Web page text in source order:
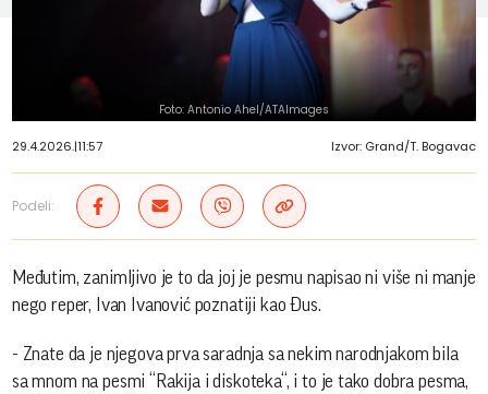
Foto: Antonio Ahel/ATAImages
29.4.2026.|11:57 Izvor: Grand/T. Bogavac
Podeli:
Međutim, zanimljivo je to da joj je pesmu napisao ni više ni manje
nego reper, Ivan Ivanović poznatiji kao Đus.
- Znate da je njegova prva saradnja sa nekim narodnjakom bila
sa mnom na pesmi “Rakija i diskoteka“, i to je tako dobra pesma,